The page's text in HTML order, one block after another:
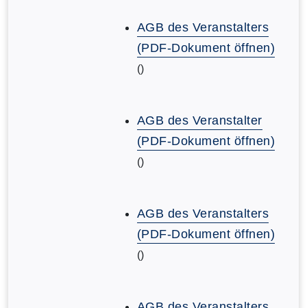
AGB des Veranstalters
(PDF-Dokument öffnen)
()
AGB des Veranstalter
(PDF-Dokument öffnen)
()
AGB des Veranstalters
(PDF-Dokument öffnen)
()